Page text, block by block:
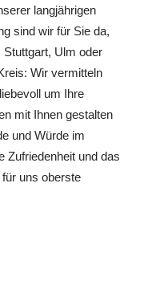
langjährigen
sind wir für Sie da,
Ulm oder
Wir vermitteln
um Ihre
mit Ihnen gestalten
und Würde im
Zufriedenheit und das
uns oberste